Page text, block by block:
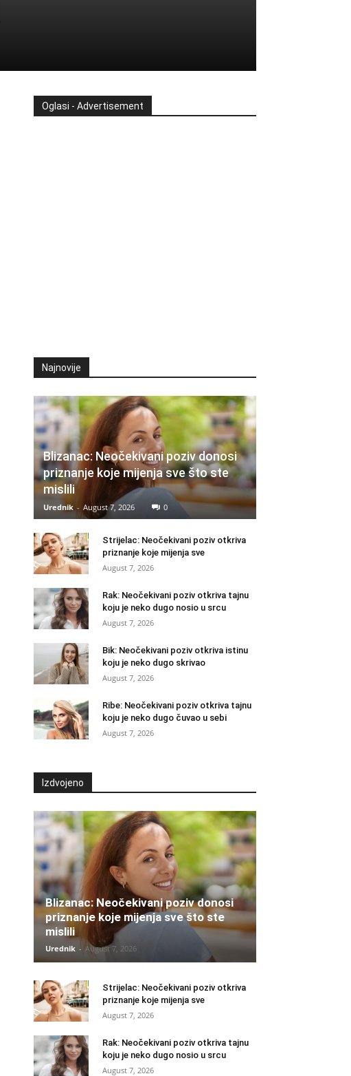
Oglasi - Advertisement
Najnovije
Blizanac: Neočekivani poziv donosi
priznanje koje mijenja sve što ste
mislili
Urednik - August 7, 2026 0
Strijelac: Neočekivani poziv otkriva
priznanje koje mijenja sve
August 7, 2026
Rak: Neočekivani poziv otkriva tajnu
koju je neko dugo nosio u srcu
August 7, 2026
Bik: Neočekivani poziv otkriva istinu
koju je neko dugo skrivao
August 7, 2026
Ribe: Neočekivani poziv otkriva tajnu
koju je neko dugo čuvao u sebi
August 7, 2026
Izdvojeno
Blizanac: Neočekivani poziv donosi
priznanje koje mijenja sve što ste
mislili
Urednik - August 7, 2026
Strijelac: Neočekivani poziv otkriva
priznanje koje mijenja sve
August 7, 2026
Rak: Neočekivani poziv otkriva tajnu
koju je neko dugo nosio u srcu
August 7, 2026